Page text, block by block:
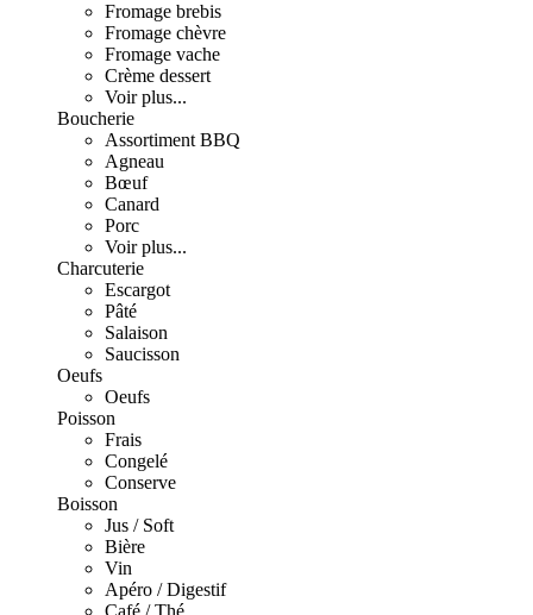
Fromage brebis
Fromage chèvre
Fromage vache
Crème dessert
Voir plus...
Boucherie
Assortiment BBQ
Agneau
Bœuf
Canard
Porc
Voir plus...
Charcuterie
Escargot
Pâté
Salaison
Saucisson
Oeufs
Oeufs
Poisson
Frais
Congelé
Conserve
Boisson
Jus / Soft
Bière
Vin
Apéro / Digestif
Café / Thé